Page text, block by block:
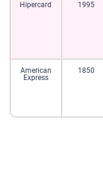
Hipercard 1995
American
Express
1850